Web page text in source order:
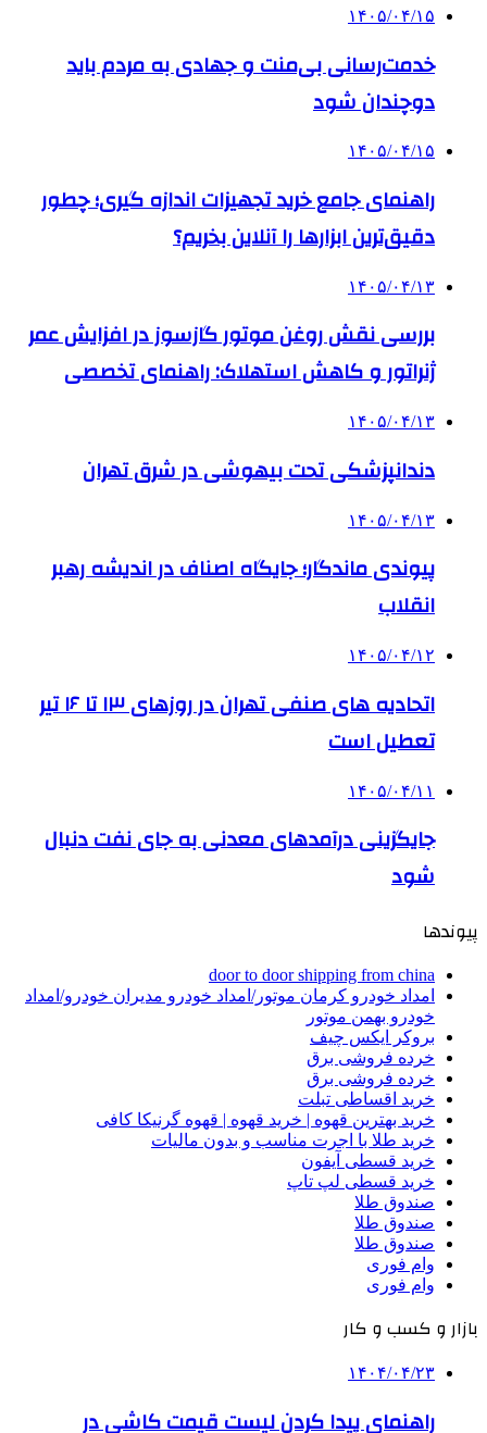
۱۴۰۵/۰۴/۱۵
خدمت‌رسانی بی‌منت و جهادی به مردم باید
دوچندان شود
۱۴۰۵/۰۴/۱۵
راهنمای جامع خرید تجهیزات اندازه گیری؛ چطور
دقیق‌ترین ابزارها را آنلاین بخریم؟
۱۴۰۵/۰۴/۱۳
بررسی نقش روغن موتور گازسوز در افزایش عمر
ژنراتور و کاهش استهلاک: راهنمای تخصصی
۱۴۰۵/۰۴/۱۳
دندانپزشکی تحت بیهوشی در شرق تهران
۱۴۰۵/۰۴/۱۳
پیوندی ماندگار؛ جایگاه اصناف در اندیشه رهبر
انقلاب
۱۴۰۵/۰۴/۱۲
اتحادیه های صنفی تهران در روزهای ۱۳ تا ۱۶ تیر
تعطیل است
۱۴۰۵/۰۴/۱۱
جایگزینی درآمدهای معدنی به جای نفت دنبال
شود
پیوندها
door to door shipping from china
امداد خودرو کرمان موتور/امداد خودرو مدیران خودرو/امداد
خودرو بهمن موتور
بروکر ایکس چیف
خرده فروشی برق
خرده فروشی برق
خرید اقساطی تبلت
خرید بهترین قهوه | خرید قهوه | قهوه گرنیکا کافی
خرید طلا با اجرت مناسب و بدون مالیات
خرید قسطی آیفون
خرید قسطی لپ تاپ
صندوق طلا
صندوق طلا
صندوق طلا
وام فوری
وام فوری
بازار و کسب و کار
۱۴۰۴/۰۴/۲۳
راهنمای پیدا کردن لیست قیمت کاشی در